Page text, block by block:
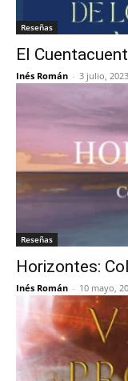
Reseñas
El
Inés Román - 3 julio, 2023
Reseñas
Horizontes:
Inés Román - 10 mayo,